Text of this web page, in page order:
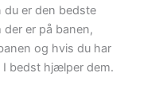
du er den bedste
er på banen,
og hvis du har
I bedst hjælper dem.